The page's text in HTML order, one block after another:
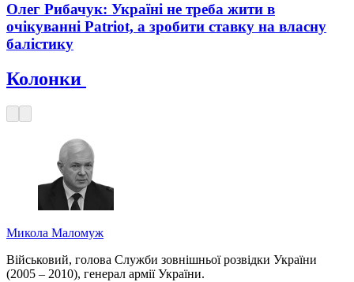
Олег Рибачук: Україні не треба жити в
очікуванні Patriot, а зробити ставку на власну
балістику
Колонки
Микола Маломуж
Військовий, голова Служби зовнішньої розвідки України
(2005 – 2010), генерал армії України.